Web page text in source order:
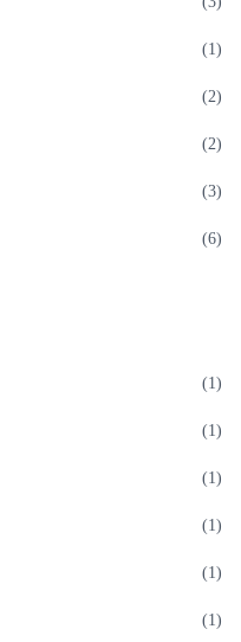
(1)
(2)
(2)
(3)
(6)
(1)
(1)
(1)
(1)
(1)
(1)